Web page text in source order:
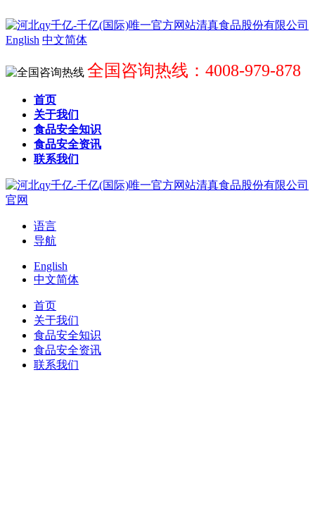
English 中文简体
全国咨询热线：4008-979-878
首页
关于我们
食品安全知识
食品安全资讯
联系我们
语言
导航
English
中文简体
首页
关于我们
食品安全知识
食品安全资讯
联系我们